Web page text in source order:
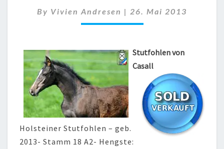
VON
CASALL/
I
By Vivien Andresen | 26. Mai 2013
Stutfohlen von
Casall
Holsteiner Stutfohlen – geb.
2013- Stamm 18 A2- Hengste: